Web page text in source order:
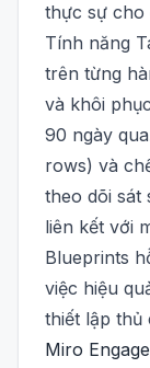
thực sự cho
Tính năng
trên từng
và khôi
90 ngày
rows) và
theo dõi sát
liên kết với
Blueprints
việc hiệu
thiết lập thủ
Miro